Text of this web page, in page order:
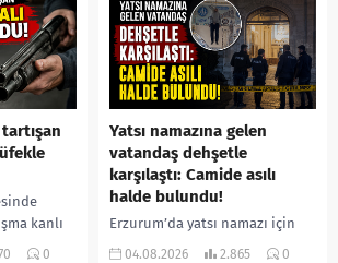
kanlı
süredir
0
Yatsı namazına gelen
vatandaş dehşetle
karşılaştı: Camide asılı
halde bulundu!
Erzurum’da yatsı namazı için
camiye gelen bir vatandaş,
04.08.2026 2.865 0